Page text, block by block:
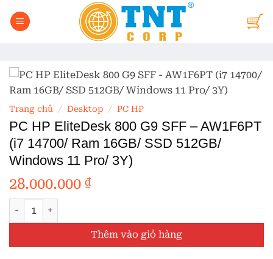
qua
Trang chủ / Desktop / PC HP
PC HP EliteDesk 800 G9 SFF – AW1F6PT
(i7 14700/ Ram 16GB/ SSD 512GB/
Windows 11 Pro/ 3Y)
28.000.000 ₫
PC HP EliteDesk 800 G9 SFF - AW1F6PT (i7 14700/ Ram
Thêm vào giỏ hàng